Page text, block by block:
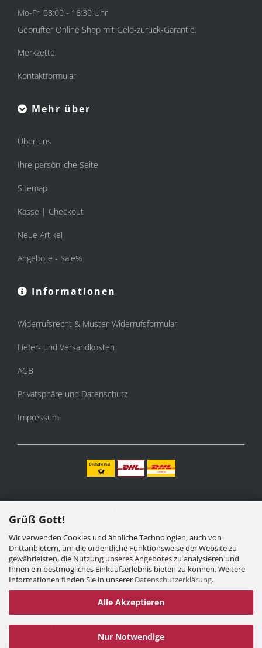
Grüß Gott!
Wir verwenden Cookies und ähnliche Technologien, auch von
Drittanbietern, um die ordentliche Funktionsweise der Website zu
gewährleisten, die Nutzung unseres Angebotes zu analysieren und
Ihnen ein bestmögliches Einkaufserlebnis bieten zu können. Weitere
Informationen finden Sie in unserer Datenschutzerklärung.
Alle Akzeptieren
Nur Notwendige
Mo-Fr, 08:00 - 16:30 Uhr
Geprüfter Online Shop mit Geld-zurück-Garantie.
Merkzettel
Kontaktformular
Mehr über
Über uns
Ihre persönliche Seite
Sitemap
Kasse | Checkout
Neue Artikel
Angebote - Sale%
Informationen
Widerrufsrecht & Muster-Widerrufsformular
Liefer- und Versandkosten
AGB
Privatsphäre und Datenschutz
Impressum
Mehrwertsteuer, zzgl.
gekennzeichnet.
Vertrag widerrufen
Internetshopby Gambio.de © 2025 Gambio ThemesXycons
Cookie Einstellungen